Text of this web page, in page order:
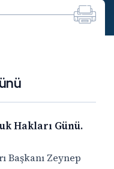
Hakları Günü.
Başkanı Zeynep